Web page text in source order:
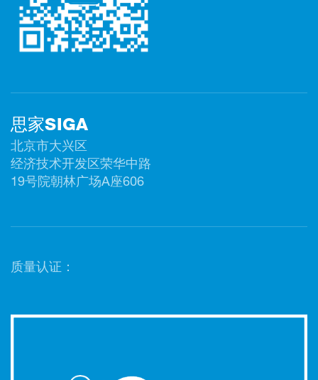
思家SIGA
北京市大兴区
经济技术开发区荣华中路
19号院朝林广场A座606
质量认证：